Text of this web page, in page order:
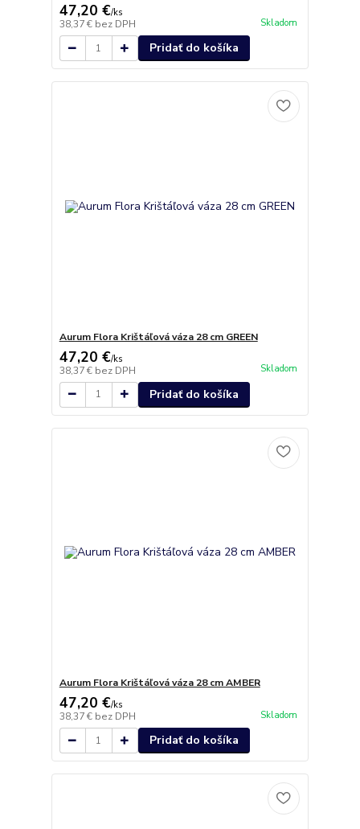
47,20 €/ks
38,37 € bez DPH Skladom
Pridať do košíka
Aurum Flora Krištáľová váza 28 cm GREEN
47,20 €/ks
38,37 € bez DPH Skladom
Pridať do košíka
Aurum Flora Krištáľová váza 28 cm AMBER
47,20 €/ks
38,37 € bez DPH Skladom
Pridať do košíka